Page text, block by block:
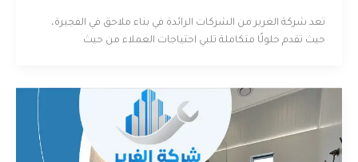
تعد شركة الغرير من الشركات الرائدة في بناء ملاحق في الفجيرة،
حيث تقدم حلولًا متكاملة تلبي احتياجات العملاء من حيث